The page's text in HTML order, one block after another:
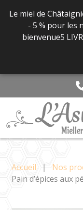
Le miel de
- 5 % pour les
bienvenue5
Accueil | Nos
Pain d’épices aux